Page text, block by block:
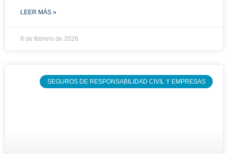
LEER MÁS »
8 de febrero de 2026
SEGUROS DE RESPONSABILIDAD CIVIL Y EMPRESAS